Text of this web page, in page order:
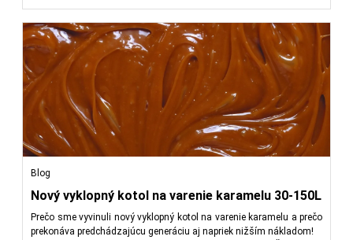
Blog
Nový vyklopný kotol na varenie karamelu 30-150L
Prečo sme vyvinuli nový vyklopný kotol na varenie karamelu a prečo
prekonáva predchádzajúcu generáciu aj napriek nižším nákladom!